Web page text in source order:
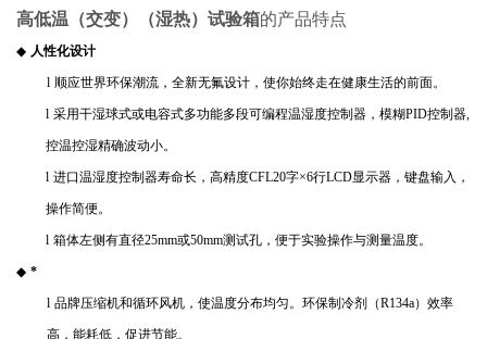
高低温（交变）（湿热）试验箱的产品特点
◆ 人性化设计
l 顺应世界环保潮流，全新无氟设计，使你始终走在健康生活的前面。
l 采用干湿球式或电容式多功能多段可编程温湿度控制器，模糊PID控制器,
控温控湿精确波动小。
l 进口温湿度控制器寿命长，高精度CFL20字×6行LCD显示器，键盘输入，
操作简便。
l 箱体左侧有直径25mm或50mm测试孔，便于实验操作与测量温度。
◆ *
l 品牌压缩机和循环风机，使温度分布均匀。环保制冷剂（R134a）效率
高，能耗低，促进节能。